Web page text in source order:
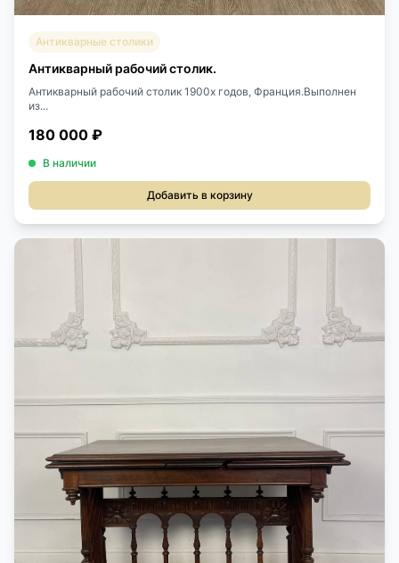
Антикварные столики
Антикварный рабочий столик.
Антикварный рабочий столик 1900х годов, Франция.Выполнен
из...
180 000 ₽
В наличии
Добавить в корзину